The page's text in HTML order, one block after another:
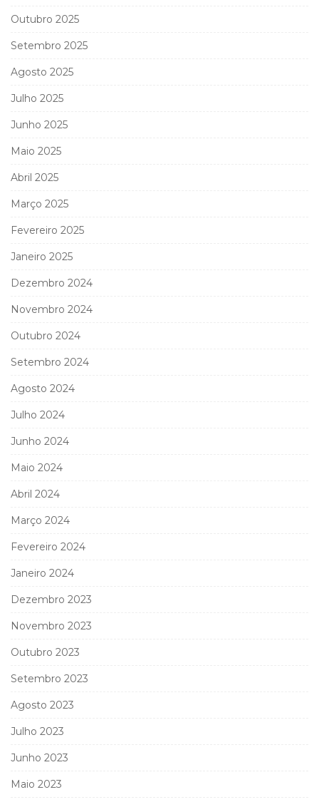
Outubro 2025
Setembro 2025
Agosto 2025
Julho 2025
Junho 2025
Maio 2025
Abril 2025
Março 2025
Fevereiro 2025
Janeiro 2025
Dezembro 2024
Novembro 2024
Outubro 2024
Setembro 2024
Agosto 2024
Julho 2024
Junho 2024
Maio 2024
Abril 2024
Março 2024
Fevereiro 2024
Janeiro 2024
Dezembro 2023
Novembro 2023
Outubro 2023
Setembro 2023
Agosto 2023
Julho 2023
Junho 2023
Maio 2023